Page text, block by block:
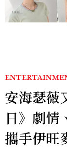
安海瑟薇
日》劇情
攜手伊旺